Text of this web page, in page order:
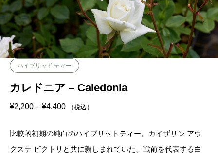
ハイブリッド ティー
カレドニア – Caledonia
¥2,200 – ¥4,400価
¥
2
（税込）
比較的初期の純白のハイブリットティー。カイザリン アウ
グステ ビクトリと共に親しまれていた、戦前を代表する白